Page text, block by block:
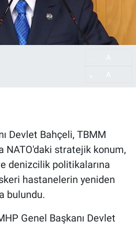
Devlet Bahçeli, TBMM
NATO'daki stratejik konum,
denizcilik politikalarına
hastanelerin yeniden
bulundu.
Genel Başkanı Devlet